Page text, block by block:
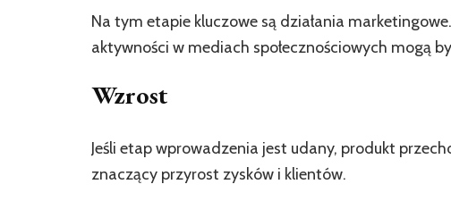
Na tym etapie kluczowe są działania
aktywności w mediach społecznościowych mogą
Wzrost
Jeśli etap wprowadzenia jest udany, produkt
znaczący przyrost zysków i klientów.